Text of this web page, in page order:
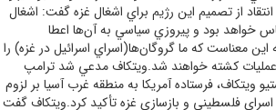
از تصميم اين رژيم براي اشغال غزه گفت: اشغال
خواهد بود و پيروزي سياسي به آن‌ها اعطا
معناست که ما گروگان‌ها(اسراي اسرائيل در غزه) را
عمليات کشته خواهند شد.ويتکاف مدعي شد ترامپ
ويتکاف، فرستاده آمريکا به منطقه غرب آسيا بر لزوم
فلسطيني و بازسازي غزه تأکيد کرد.ويتکاف گفت